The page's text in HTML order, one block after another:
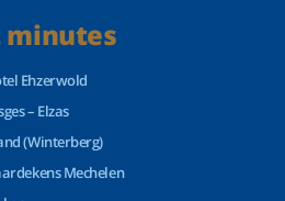
minutes
Ehzerwold
– Elzas
(Winterberg)
Mechelen